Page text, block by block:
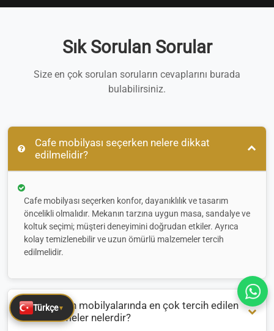
Türkçe▼
Sık Sorulan Sorular
Size en çok sorulan soruların cevaplarını burada
bulabilirsiniz.
Cafe mobilyası seçerken nelere dikkat
edilmelidir?
Cafe mobilyası seçerken konfor, dayanıklılık ve tasarım
öncelikli olmalıdır. Mekanın tarzına uygun masa, sandalye ve
koltuk seçimi; müşteri deneyimini doğrudan etkiler. Ayrıca
kolay temizlenebilir ve uzun ömürlü malzemeler tercih
edilmelidir.
Restoran mobilyalarında en çok tercih edilen
malzemeler nelerdir?